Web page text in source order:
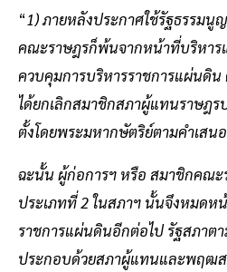
“1) ภายหลังประกาศใช้รัฐธรรม
คณะราษฎรก็พ้นจากหน้าที่บริหา
ควบคุมการบริหารราชการแผ่นดิ
ได้ยกเลิกสมาชิกสภาผู้แทนราษฎร
ตั้งโดยพระมหากษัตริย์ตามคำเสน
ฉะนั้น ผู้ก่อการฯ หรือ สมาชิกคณะ
ประเภทที่ 2 ในสภาฯ นั้นจึงหมดห
ราชการแผ่นดินอีกต่อไป รัฐสภาต
ประกอบด้วยสภาผู้แทนและพฤฒส